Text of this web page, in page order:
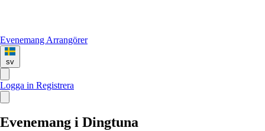
Evenemang Arrangörer
sv
Logga in Registrera
Evenemang i Dingtuna